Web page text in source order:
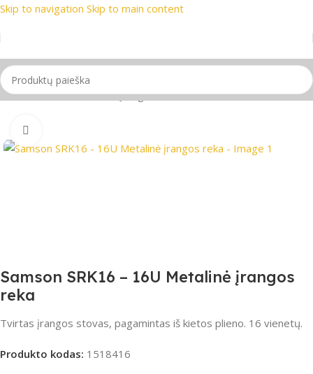
Skip to navigation Skip to main content
📦 Nemokamas
Pradžia/Scenos techninė įranga
Samson SRK16 – 16U Metalinė įrangos
reka
Tvirtas įrangos stovas, pagamintas iš kietos plieno. 16 vienetų.
Produkto kodas: 1518416